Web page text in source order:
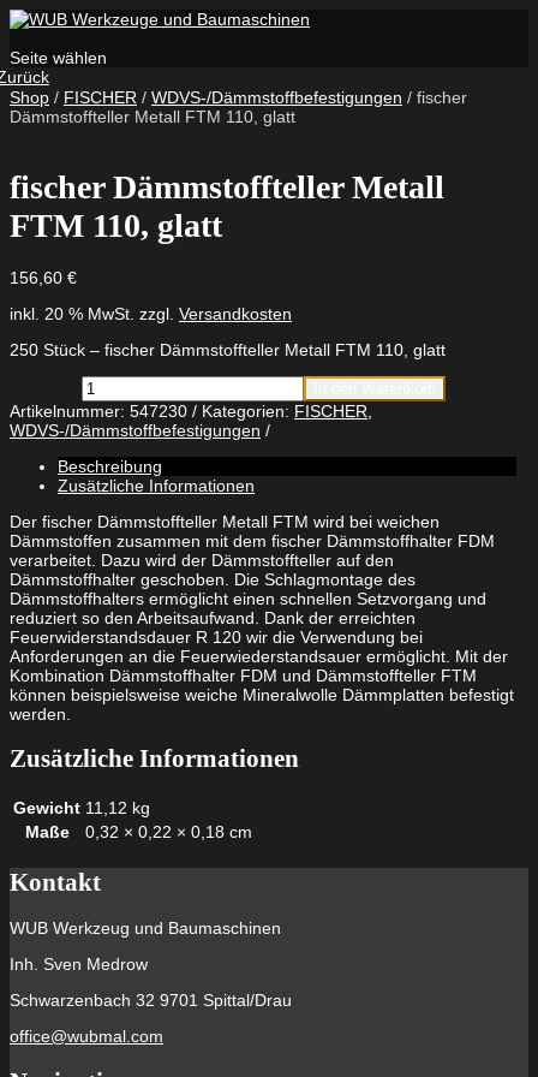
Seite wählen
Shop / FISCHER / WDVS-/Dämmstoffbefestigungen / fischer
Dämmstoffteller Metall FTM 110, glatt
fischer Dämmstoffteller Metall
FTM 110, glatt
156,60 €
inkl. 20 % MwSt. zzgl. Versandkosten
250 Stück – fischer Dämmstoffteller Metall FTM 110, glatt
fischer
Dämmstoffteller
Metall
FTM
110,
glatt
Menge
Artikelnummer: 547230 Kategorien: FISCHER
WDVS-/Dämmstoffbefestigungen
Beschreibung
Zusätzliche Informationen
Der fischer Dämmstoffteller Metall FTM wird bei weichen
Dämmstoffen zusammen mit dem fischer Dämmstoffhalter FDM
verarbeitet. Dazu wird der Dämmstoffteller auf den
Dämmstoffhalter geschoben. Die Schlagmontage des
Dämmstoffhalters ermöglicht einen schnellen Setzvorgang und
reduziert so den Arbeitsaufwand. Dank der erreichten
Feuerwiderstandsdauer R 120 wir die Verwendung bei
Anforderungen an die Feuerwiederstandsauer ermöglicht. Mit der
Kombination Dämmstoffhalter FDM und Dämmstoffteller FTM
können beispielsweise weiche Mineralwolle Dämmplatten befestigt
werden.
Zusätzliche Informationen
Gewicht 11,12 kg
Maße
0,32 × 0,22 × 0,18 cm
Kontakt
WUB Werkzeug und Baumaschinen
Inh. Sven Medrow
Schwarzenbach 32 9701 Spittal/Drau
office@wubmal.com